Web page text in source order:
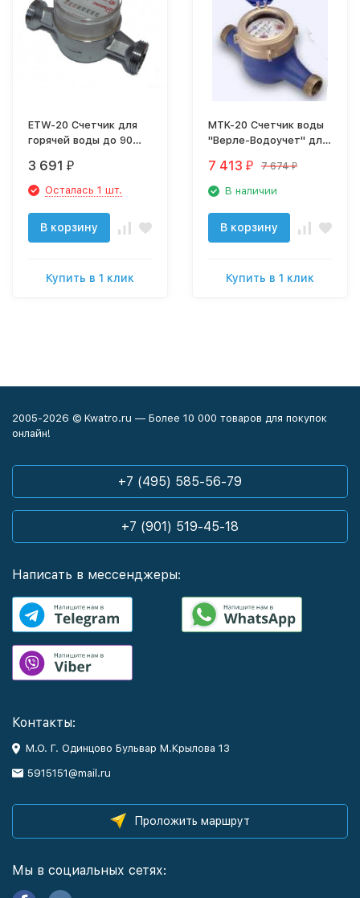
ETW-20 Счетчик для
горячей воды до 90
3 691 ₽
Осталась 1 шт.
В корзину
Купить в 1 клик
MTK-20 Счетчик воды
"Верле-Водоучет" для
7 413 ₽ 7 674 ₽
В наличии
В корзину
Купить в 1 клик
2005-2026 © Kwatro.ru — Более 10 000 товаров для покупок
онлайн!
+7 (495) 585-56-79
+7 (901) 519-45-18
Написать в мессенджеры:
Контакты:
М.О. Г. Одинцово Бульвар М.Крылова 13
5915151@mail.ru
Проложить маршрут
Мы в социальных сетях: